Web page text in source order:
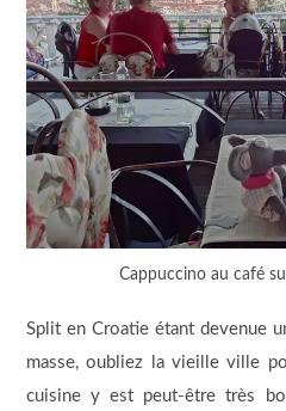
Cappuccino au café
Split en Croatie étant devenue
masse, oubliez la vieille ville
cuisine y est peut-être très